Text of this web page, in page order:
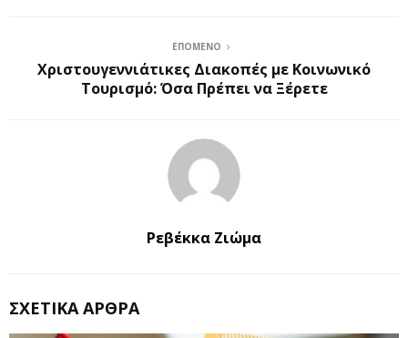
ΕΠΌΜΕΝΟ
Χριστουγεννιάτικες Διακοπές με Κοινωνικό
Τουρισμό: Όσα Πρέπει να Ξέρετε
Ρεβέκκα Ζιώμα
ΣΧΕΤΙΚΆ ΆΡΘΡΑ